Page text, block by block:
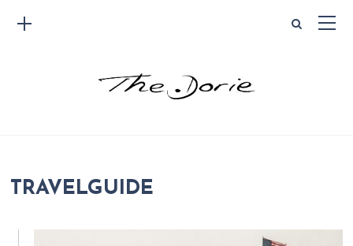
TRAVELGUIDE